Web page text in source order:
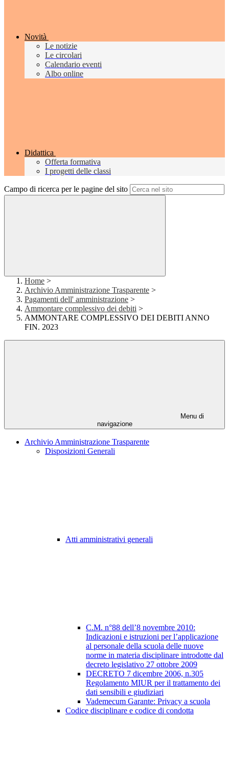
Novità
Le notizie
Le circolari
Calendario eventi
Albo online
Didattica
Offerta formativa
I progetti delle classi
Campo di ricerca per le pagine del sito
Home >
Archivio Amministrazione Trasparente >
Pagamenti dell' amministrazione >
Ammontare complessivo dei debiti >
AMMONTARE COMPLESSIVO DEI DEBITI ANNO
FIN. 2023
Menu di
navigazione
Archivio Amministrazione Trasparente
Disposizioni Generali
Atti amministrativi generali
C.M. n°88 dell’8 novembre 2010:
Indicazioni e istruzioni per l’applicazione
al personale della scuola delle nuove
norme in materia disciplinare introdotte dal
decreto legislativo 27 ottobre 2009
DECRETO 7 dicembre 2006, n.305
Regolamento MIUR per il trattamento dei
dati sensibili e giudiziari
Vademecum Garante: Privacy a scuola
Codice disciplinare e codice di condotta